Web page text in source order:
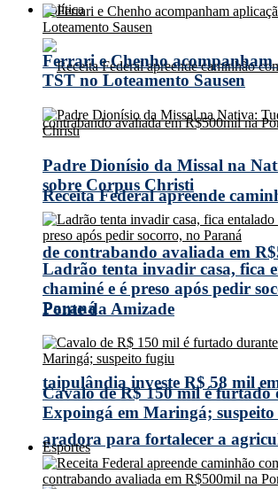
Política
Receita Federal apreende
de contrabando avaliada em
Ponte da Amizade
taipulândia investe R$ 58 mil
aradora para fortalecer a
Ferrari e Chenho acompanham
TST no Loteamento Sausen
Padre Dionísio da Missal na
sobre Corpus Christi
Ladrão tenta invadir casa, fica
chaminé e é preso após pedir
Paraná
Cavalo de R$ 150 mil é furtado
Expoingá em Maringá;
Esportes